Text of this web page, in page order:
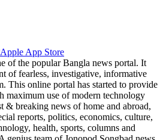
of the popular Bangla news portal. It
of fearless, investigative, informative
This online portal has started to provide
maximum use of modern technology
& breaking news of home and abroad,
reports, politics, economics, culture,
health, sports, columns and